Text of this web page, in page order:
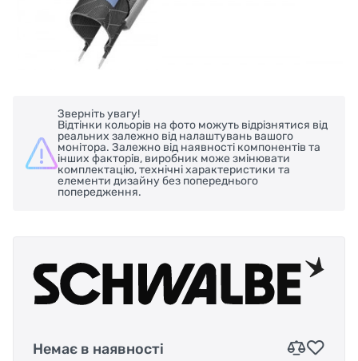
Зверніть увагу!
Відтінки кольорів на фото можуть відрізнятися від
реальних залежно від налаштувань вашого
монітора. Залежно від наявності компонентів та
інших факторів, виробник може змінювати
комплектацію, технічні характеристики та
елементи дизайну без попереднього
попередження.
Немає в наявності